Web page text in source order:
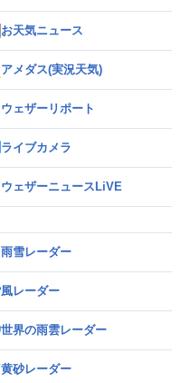
お天気ニュース
アメダス(実況天気)
ウェザーリポート
ライブカメラ
ウェザーニュースLiVE
雨雪レーダー
風レーダー
世界の雨雲レーダー
黄砂レーダー